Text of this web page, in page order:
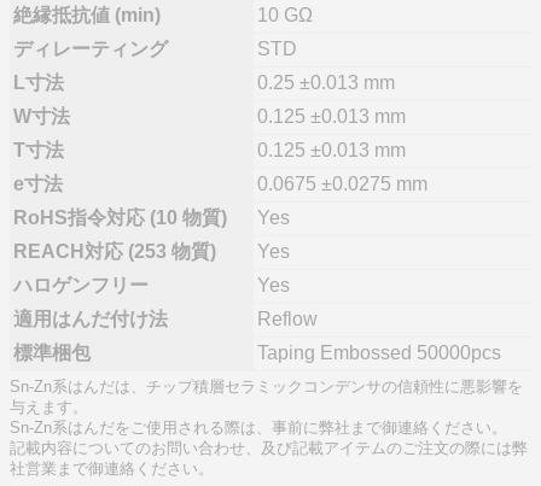
絶縁抵抗値 (min)
10 GΩ
ディレーティング
STD
L寸法
0.25 ±0.013 mm
W寸法
0.125 ±0.013 mm
T寸法
0.125 ±0.013 mm
e寸法
0.0675 ±0.0275 mm
RoHS指令対応 (10 物質)
Yes
REACH対応 (253 物質)
Yes
ハロゲンフリー
Yes
適用はんだ付け法
Reflow
標準梱包
Taping Embossed 50000pcs
Sn-Zn系はんだは、チップ積層セラミックコンデンサの信頼性に悪影響を
与えます。
Sn-Zn系はんだをご使用される際は、事前に弊社まで御連絡ください。
記載内容についてのお問い合わせ、及び記載アイテムのご注文の際には弊
社営業まで御連絡ください。